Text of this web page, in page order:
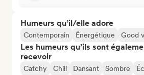
Humeurs qu’il/elle adore
Contemporain Énergétique Good
Les humeurs qu’ils sont
recevoir
Catchy Chill Dansant Sombre